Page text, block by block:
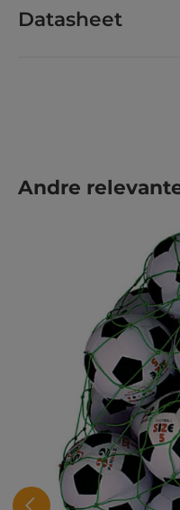
Datasheet
Hopp over produktgalleri
Andre